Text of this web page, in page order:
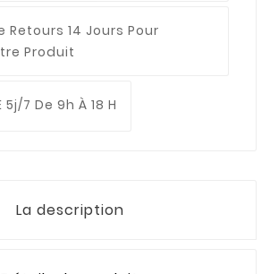
Retours 14 Jours Pour
Produit
5j/7 De 9h À 18 H
La description